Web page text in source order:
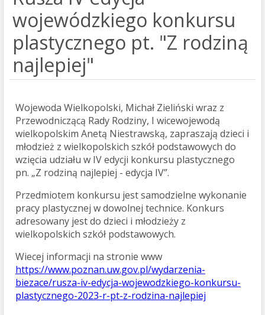
wojewódzkiego konkursu
plastycznego pt. "Z rodziną
najlepiej"
Wojewoda Wielkopolski, Michał Zieliński wraz z
Przewodniczącą Rady Rodziny, I wicewojewodą
wielkopolskim Anetą Niestrawską, zapraszają dzieci i
młodzież z wielkopolskich szkół podstawowych do
wzięcia udziału w IV edycji konkursu plastycznego
pn. „Z rodziną najlepiej - edycja IV”.
Przedmiotem konkursu jest samodzielne wykonanie
pracy plastycznej w dowolnej technice. Konkurs
adresowany jest do dzieci i młodzieży z
wielkopolskich szkół podstawowych.
Wiecej informacji na stronie www
https://www.poznan.uw.gov.pl/wydarzenia-
biezace/rusza-iv-edycja-wojewodzkiego-konkursu-
plastycznego-2023-r-pt-z-rodzina-najlepiej